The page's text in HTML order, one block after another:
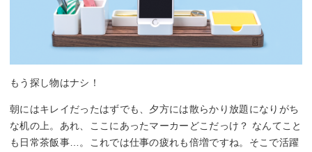
もう探し物はナシ！
朝にはキレイだったはずでも、夕方には散らかり放題になりがち
な机の上。あれ、ここにあったマーカーどこだっけ？ なんてこと
も日常茶飯事…。これでは仕事の疲れも倍増ですね。そこで活躍